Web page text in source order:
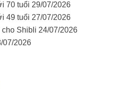
70 tuổi 29/07/2026
49 tuổi 27/07/2026
cho Shibli 24/07/2026
07/2026